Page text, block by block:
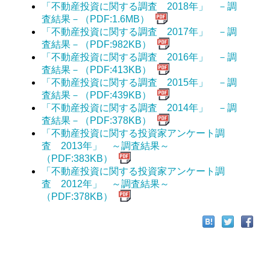
「不動産投資に関する調査 2018年」 －調
査結果－（PDF:1.6MB）
「不動産投資に関する調査 2017年」 －調
査結果－（PDF:982KB）
「不動産投資に関する調査 2016年」 －調
査結果－（PDF:413KB）
「不動産投資に関する調査 2015年」 －調
査結果－（PDF:439KB）
「不動産投資に関する調査 2014年」 －調
査結果－（PDF:378KB）
「不動産投資に関する投資家アンケート調
査 2013年」 ～調査結果～
（PDF:383KB）
「不動産投資に関する投資家アンケート調
査 2012年」 ～調査結果～
（PDF:378KB）